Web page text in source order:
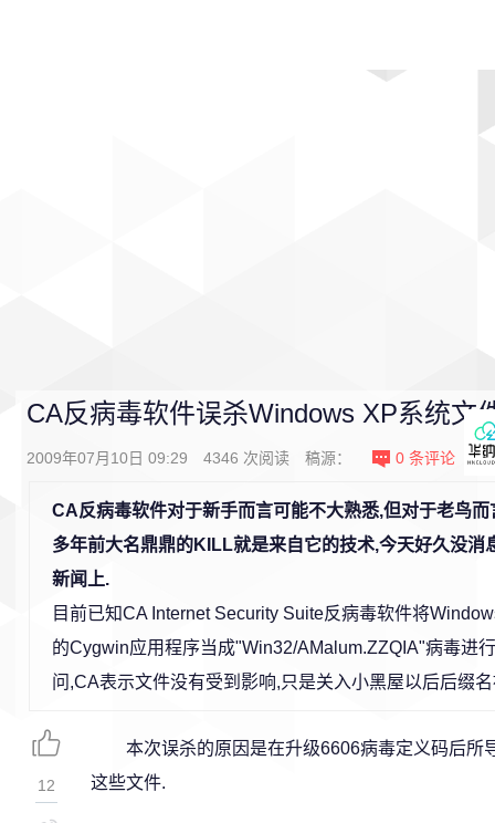
CA反病毒软件误杀Windows XP系统文
2009年07月10日 09:29 4346 次阅读 稿源： 0 条评论
CA反病毒软件对于新手而言可能不大熟悉,但对于老鸟
多年前大名鼎鼎的KILL就是来自它的技术,今天好久没消
新闻上.
目前已知CA Internet Security Suite反病毒软件将
的Cygwin应用程序当成"Win32/AMalum.ZZQIA"病毒进
问,CA表示文件没有受到影响,只是关入小黑屋以后后缀
本次误杀的原因是在升级6606病毒定义码后所
这些文件.
12